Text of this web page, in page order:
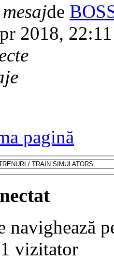
de
2018, 22:11
pagină
vizitator